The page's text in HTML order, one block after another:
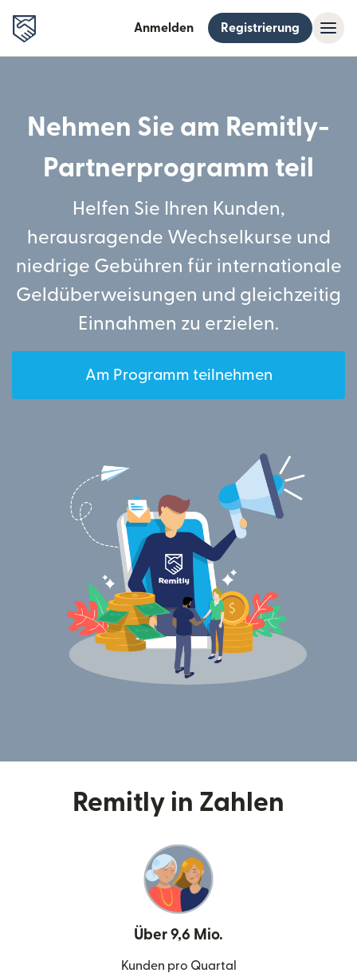
Anmelden Registrierung
Nehmen Sie am Remitly-
Partnerprogramm teil
Helfen Sie Ihren Kunden,
herausragende Wechselkurse und
niedrige Gebühren für internationale
Geldüberweisungen und gleichzeitig
Einnahmen zu erzielen.
Am Programm teilnehmen
Remitly in Zahlen
Über 9,6 Mio.
Kunden pro Quartal